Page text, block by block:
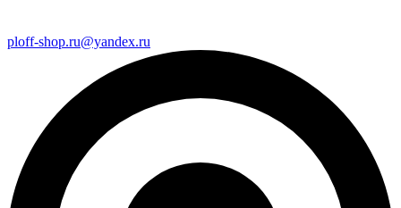
ploff-shop.ru@yandex.ru